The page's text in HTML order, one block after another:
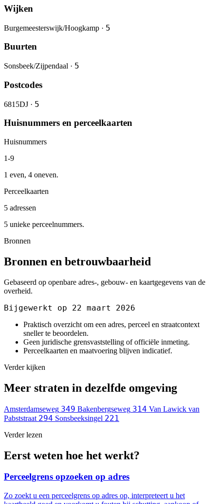
Wijken
Burgemeesterswijk/Hoogkamp · 5
Buurten
Sonsbeek/Zijpendaal · 5
Postcodes
6815DJ · 5
Huisnummers en perceelkaarten
Huisnummers
1-9
1 even, 4 oneven.
Perceelkaarten
5 adressen
5 unieke perceelnummers.
Bronnen
Bronnen en betrouwbaarheid
Gebaseerd op openbare adres-, gebouw- en kaartgegevens van de
overheid.
Bijgewerkt op 22 maart 2026
Praktisch overzicht om een adres, perceel en straatcontext
sneller te beoordelen.
Geen juridische grensvaststelling of officiële inmeting.
Perceelkaarten en maatvoering blijven indicatief.
Verder kijken
Meer straten in dezelfde omgeving
Amsterdamseweg 349 Bakenbergseweg 314 Van Lawick van
Pabststraat 294 Sonsbeeksingel 221
Verder lezen
Eerst weten hoe het werkt?
Perceelgrens opzoeken op adres
Zo zoekt u een perceelgrens op adres op, interpreteert u het